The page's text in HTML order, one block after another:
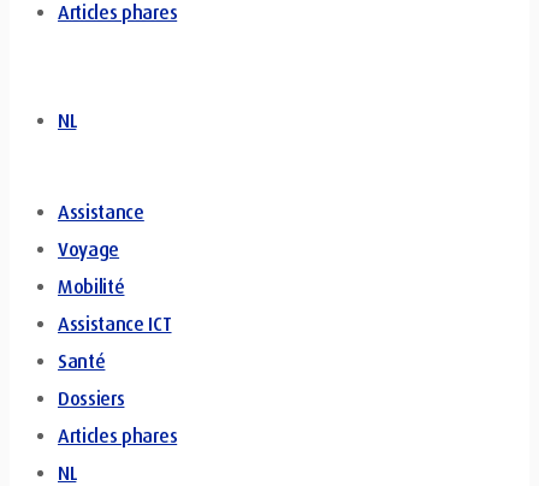
Articles phares
NL
Assistance
Voyage
Mobilité
Assistance ICT
Santé
Dossiers
Articles phares
NL